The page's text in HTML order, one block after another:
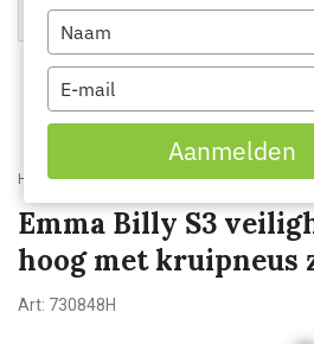
Home Emma Billy S3 veiligheidsschoen
Emma Billy S3
hoog met kruipneus
Art: 730848H
Type
your
name
Type
your
email
Aanmelden